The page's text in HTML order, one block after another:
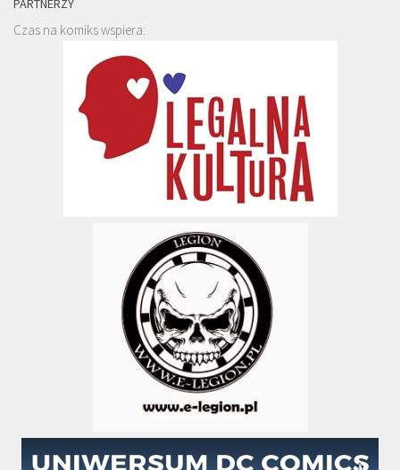
PARTNERZY
Czas na komiks wspiera: